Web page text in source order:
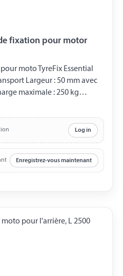
fixation pour motor
moto TyreFix Essential
Largeur : 50 mm avec
maximale : 250 kg
et arrière Veuillez consulter
Log in
Enregistrez-vous maintenant